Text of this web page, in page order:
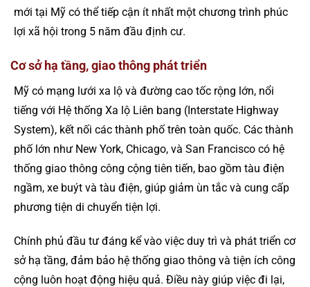
mới tại Mỹ có thể tiếp cận ít nhất một chương trình phúc
lợi xã hội trong 5 năm đầu định cư.
Cơ sở hạ tầng, giao thông phát triển
Mỹ có mạng lưới xa lộ và đường cao tốc rộng lớn, nổi
tiếng với Hệ thống Xa lộ Liên bang (Interstate Highway
System), kết nối các thành phố trên toàn quốc. Các thành
phố lớn như New York, Chicago, và San Francisco có hệ
thống giao thông công cộng tiên tiến, bao gồm tàu điện
ngầm, xe buýt và tàu điện, giúp giảm ùn tắc và cung cấp
phương tiện di chuyển tiện lợi.
Chính phủ đầu tư đáng kể vào việc duy trì và phát triển cơ
sở hạ tầng, đảm bảo hệ thống giao thông và tiện ích công
cộng luôn hoạt động hiệu quả. Điều này giúp việc đi lại,